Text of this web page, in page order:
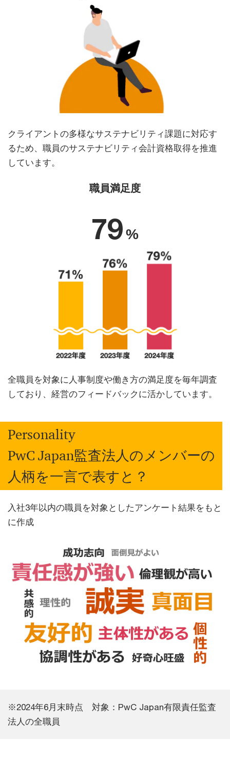
クライアントの多様なサステナビリティ課題に対応す
るため、職員のサステナビリティ会計資格取得を推進
しています。
職員満足度
79%
全職員を対象に人事制度や働き方の満足度を毎年調査
しており、経営のフィードバックに活かしています。
Personality
PwC Japan監査法人のメンバーの
人柄を一言で表すと？
入社3年以内の職員を対象としたアンケート結果をもと
に作成
※2024年6月末時点 対象：PwC Japan有限責任監査
法人の全職員